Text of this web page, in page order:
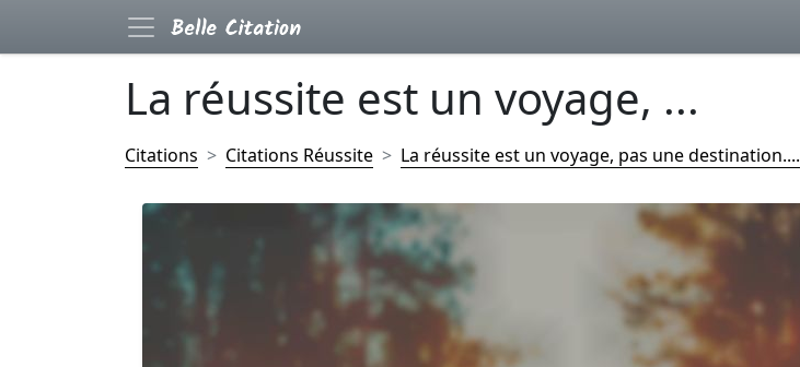
La réussite est un voyage, ...
Citations Citations Réussite La réussite est un voyage, pas une destination....